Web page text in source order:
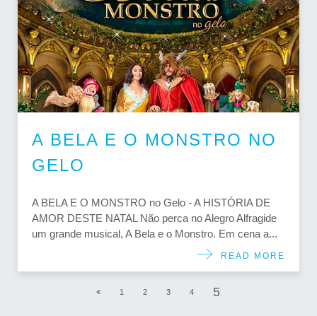
A BELA E O MONSTRO NO
GELO
A BELA E O MONSTRO no Gelo - A HISTÓRIA DE
AMOR DESTE NATAL Não perca no Alegro Alfragide
um grande musical, A Bela e o Monstro. Em cena a...
READ MORE
1 2 3 4 5